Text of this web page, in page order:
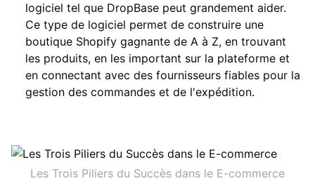
logiciel tel que DropBase peut grandement aider.
Ce type de logiciel permet de construire une
boutique Shopify gagnante de A à Z, en trouvant
les produits, en les important sur la plateforme et
en connectant avec des fournisseurs fiables pour la
gestion des commandes et de l'expédition.
Les Trois Piliers du Succès dans le E-commerce